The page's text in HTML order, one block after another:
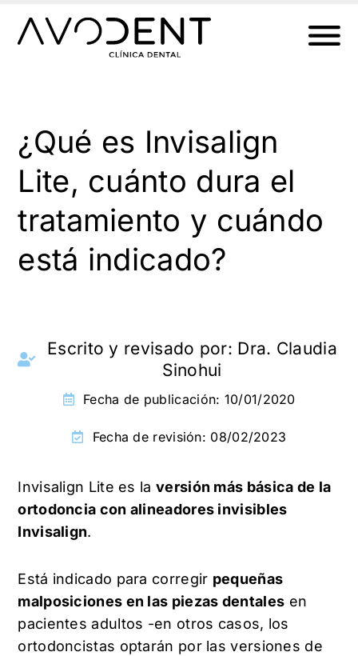
contenido
¿Qué es Invisalign
Lite, cuánto dura el
tratamiento y cuándo
está indicado?
Escrito y revisado por: Dra. Claudia
Sinohui
Fecha de publicación: 10/01/2020
Fecha de revisión: 08/02/2023
Invisalign Lite es la versión más básica de la
ortodoncia con alineadores invisibles
Invisalign.
Está indicado para corregir pequeñas
malposiciones en las piezas dentales en
pacientes adultos -en otros casos, los
ortodoncistas optarán por las versiones de